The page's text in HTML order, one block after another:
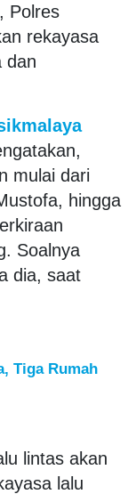
Polres
rekayasa
dan
mulai dari
hingga
Soalnya
dia, saat
Tiga Rumah
lintas akan
lalu